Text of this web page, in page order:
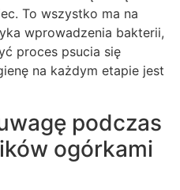
To wszystko ma na
wprowadzenia bakterii,
proces psucia się
na każdym etapie jest
podczas
ogórkami